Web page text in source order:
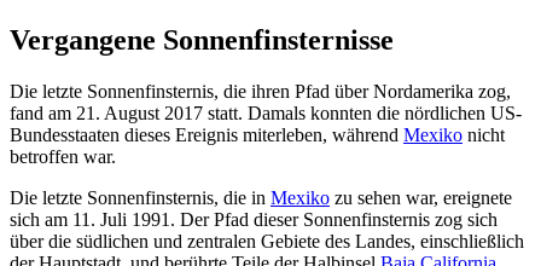
Vergangene Sonnenfinsternisse
Die letzte Sonnenfinsternis, die ihren Pfad über Nordamerika zog,
fand am 21. August 2017 statt. Damals konnten die nördlichen US-
Bundesstaaten dieses Ereignis miterleben, während Mexiko nicht
betroffen war.
Die letzte Sonnenfinsternis, die in Mexiko zu sehen war, ereignete
sich am 11. Juli 1991. Der Pfad dieser Sonnenfinsternis zog sich
über die südlichen und zentralen Gebiete des Landes, einschließlich